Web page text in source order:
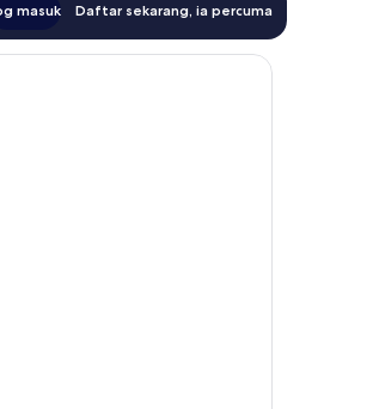
masuk Daftar sekarang, ia percuma